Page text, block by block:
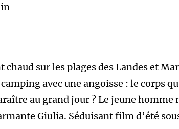
sur les plages des Landes et
avec une angoisse : le corps
au grand jour ? Le jeune homme
Giulia. Séduisant film d’été